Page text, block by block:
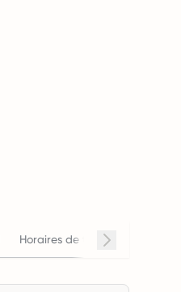
Horaires de travail